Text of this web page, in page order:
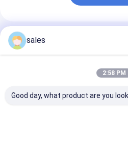
Geadviseerde Producten
sales
2:58 PM
Good day, what product are you